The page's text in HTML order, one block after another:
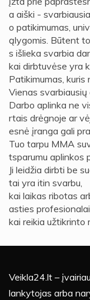
a aiški -
o patikimumas,
ąlygomis. Būtent
s išlieka svarbia
kai dirbtuvėse yra
Patikimumas, kuris
Vienas
Darbo aplinka ne
rtais drėgnoje ar
esnė įranga gali
Tuo tarpu MMA
tsparumu aplinkos
Ji leidžia dirbti be
tai yra itin svarbu,
kai laikas ribotas
asties
kai reikia užtikrinto
Veikla24.lt –
lankytojas arba